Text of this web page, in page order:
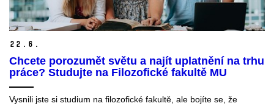
22. 6.
Chcete porozumět světu a najít uplatnění na trhu
práce? Studujte na Filozofické fakultě MU
Vysnili jste si studium na filozofické fakultě, ale bojíte se, že